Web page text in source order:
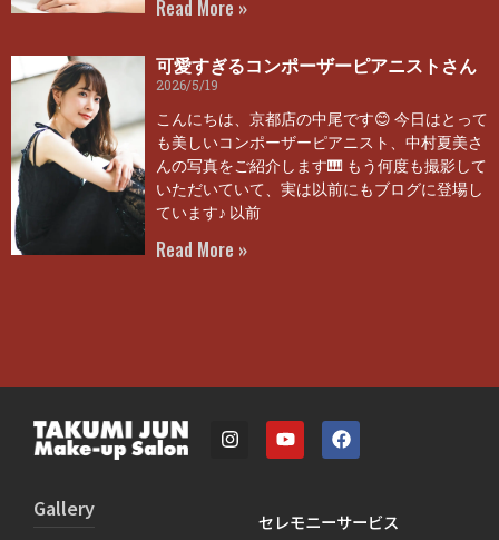
Read More »
可愛すぎるコンポーザーピアニストさん
2026/5/19
こんにちは、京都店の中尾です😊 今日はとって
も美しいコンポーザーピアニスト、中村夏美さ
んの写真をご紹介します🎹 もう何度も撮影して
いただいていて、実は以前にもブログに登場し
ています♪ 以前
Read More »
Gallery
セレモニーサービス